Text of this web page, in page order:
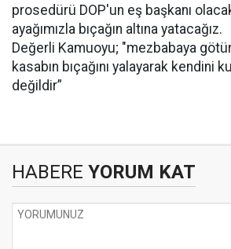
prosedürü DOP'un eş başkanı
ayağımızla bıçağın altına yatacağız.
Değerli Kamuoyu; "mezbabaya
kasabın bıçağını yalayarak kendini
değildir”
HABERE YORUM KAT